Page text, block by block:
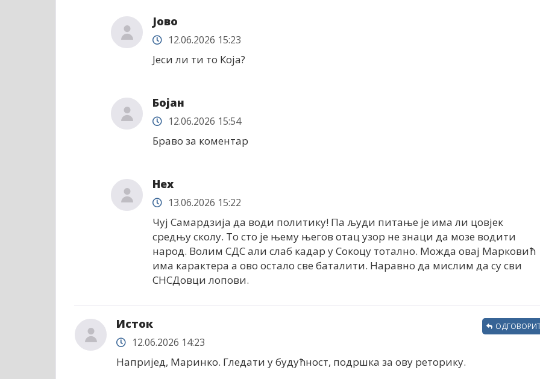
Јово
12.06.2026 15:23
Јеси ли ти то Која?
Бојан
12.06.2026 15:54
Браво за коментар
Неx
13.06.2026 15:22
Чуј Самардзија да води политику! Па људи питање је има ли цовјек
средњу сколу. То сто је њему његов отац узор не знаци да мозе водити
народ. Волим СДС али слаб кадар у Сокоцу тотално. Можда овај Марковић
има карактера а ово остало све баталити. Наравно да мислим да су сви
СНСДовци лопови.
Исток
12.06.2026 14:23
Напријед, Маринко. Гледати у будућност, подршка за ову реторику.